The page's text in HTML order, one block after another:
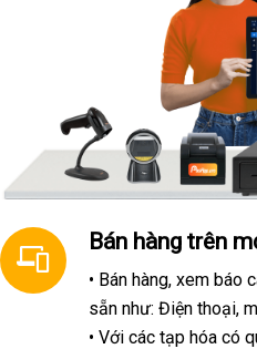
Bán hàng trên
• Bán hàng, xem báo
sẵn như: Điện thoại,
• Với các tạp hóa có